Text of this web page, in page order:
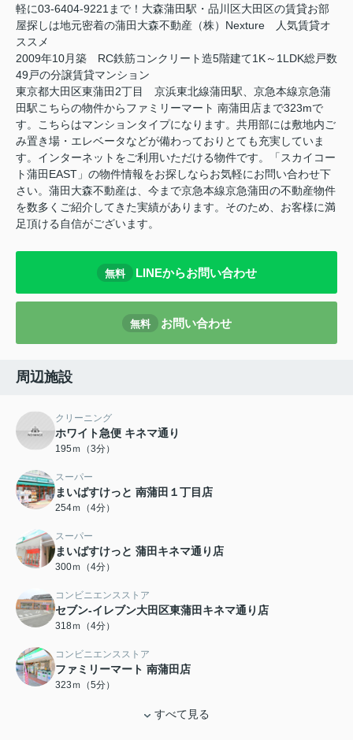
軽に03-6404-9221まで！大森蒲田駅・品川区大田区の賃貸お部
屋探しは地元密着の蒲田大森不動産（株）Nexture 人気賃貸オ
ススメ
2009年10月築 RC鉄筋コンクリート造5階建て1K～1LDK総戸数
49戸の分譲賃貸マンション
東京都大田区東蒲田2丁目 京浜東北線蒲田駅、京急本線京急蒲
田駅こちらの物件からファミリーマート 南蒲田店まで323mで
す。こちらはマンションタイプになります。共用部には敷地内ご
み置き場・エレベータなどが備わっておりとても充実していま
す。インターネットをご利用いただける物件です。「スカイコー
ト蒲田EAST」の物件情報をお探しならお気軽にお問い合わせ下
さい。蒲田大森不動産は、今まで京急本線京急蒲田の不動産物件
を数多くご紹介してきた実績があります。そのため、お客様に満
足頂ける自信がございます。
無料 LINEからお問い合わせ
無料 お問い合わせ
周辺施設
クリーニング
ホワイト急便 キネマ通り
195ｍ（3分）
スーパー
まいばすけっと 南蒲田１丁目店
254ｍ（4分）
スーパー
まいばすけっと 蒲田キネマ通り店
300ｍ（4分）
コンビニエンスストア
セブン-イレブン大田区東蒲田キネマ通り店
318ｍ（4分）
コンビニエンスストア
ファミリーマート 南蒲田店
323ｍ（5分）
すべて見る